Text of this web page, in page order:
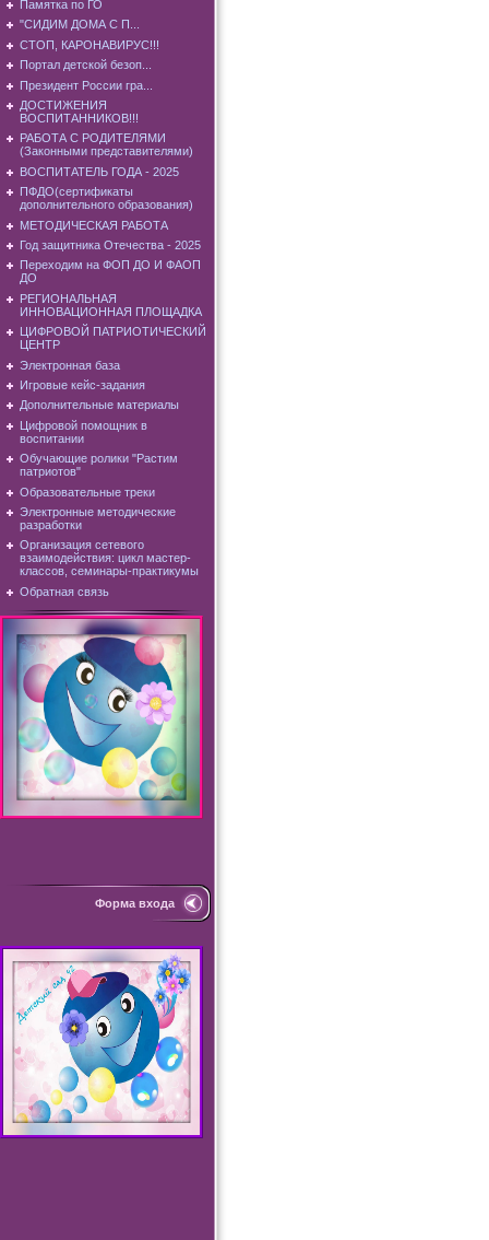
Памятка по ГО
"СИДИМ ДОМА С П...
СТОП, КАРОНАВИРУС!!!
Портал детской безоп...
Президент России гра...
ДОСТИЖЕНИЯ
ВОСПИТАННИКОВ!!!
РАБОТА С РОДИТЕЛЯМИ
(Законными представителями)
ВОСПИТАТЕЛЬ ГОДА - 2025
ПФДО(сертификаты
дополнительного образования)
МЕТОДИЧЕСКАЯ РАБОТА
Год защитника Отечества - 2025
Переходим на ФОП ДО И ФАОП
ДО
РЕГИОНАЛЬНАЯ
ИННОВАЦИОННАЯ ПЛОЩАДКА
ЦИФРОВОЙ ПАТРИОТИЧЕСКИЙ
ЦЕНТР
Электронная база
Игровые кейс-задания
Дополнительные материалы
Цифровой помощник в
воспитании
Обучающие ролики "Растим
патриотов"
Образовательные треки
Электронные методические
разработки
Организация сетевого
взаимодействия: цикл мастер-
классов, семинары-практикумы
Обратная связь
Форма входа